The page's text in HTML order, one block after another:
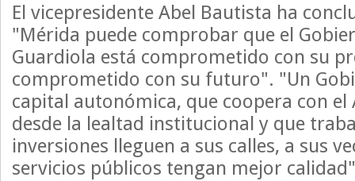
El vicepresidente Abel Bautista ha
"Mérida puede comprobar que el
Guardiola está comprometido con su
comprometido con su futuro". "Un
capital autonómica, que coopera con
desde la lealtad institucional y que
inversiones lleguen a sus calles, a sus
servicios públicos tengan mejor